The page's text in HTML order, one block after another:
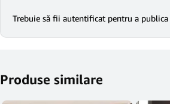
Trebuie să fii autentificat pentru a publica
Produse similare